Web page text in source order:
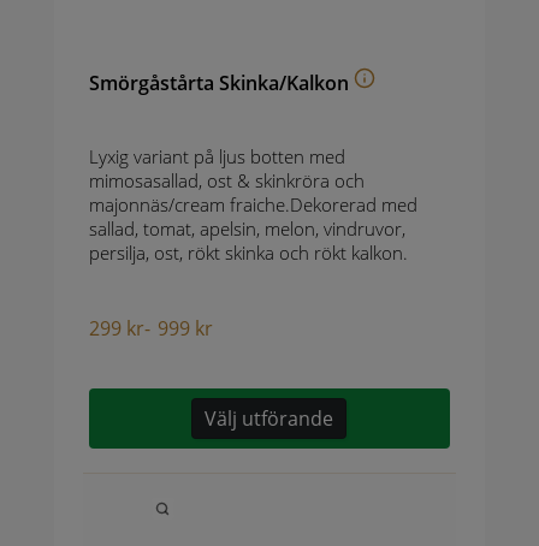
Smörgåstårta Skinka/Kalkon
Lyxig variant på ljus botten med
mimosasallad, ost & skinkröra och
majonnäs/cream fraiche.Dekorerad med
sallad, tomat, apelsin, melon, vindruvor,
persilja, ost, rökt skinka och rökt kalkon.
299 kr- 999 kr
Välj utförande